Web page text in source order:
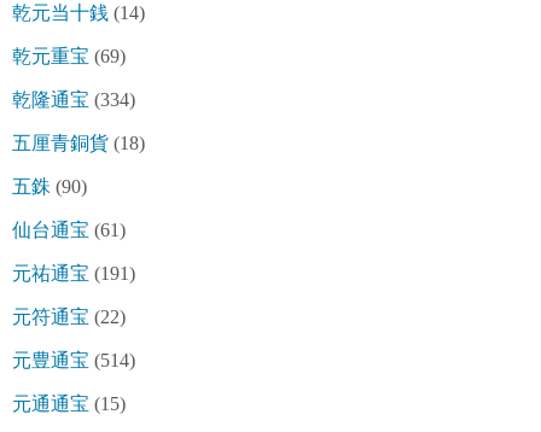
乾元当十銭 (14)
乾元重宝 (69)
乾隆通宝 (334)
五厘青銅貨 (18)
五銖 (90)
仙台通宝 (61)
元祐通宝 (191)
元符通宝 (22)
元豊通宝 (514)
元通通宝 (15)